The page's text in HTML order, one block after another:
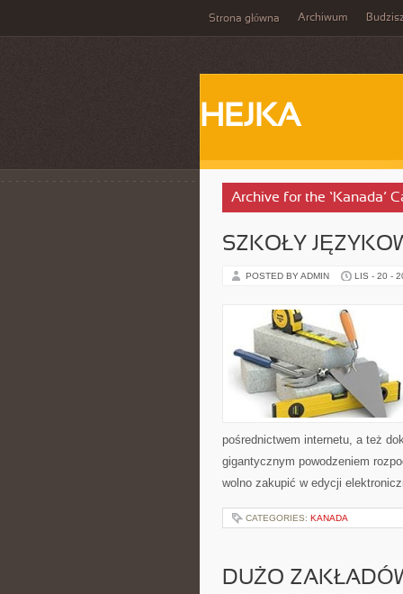
Strona główna Archiwum
HEJKA
Archive for the ‘Kanada’
SZKOŁY
POSTED BY ADMIN LIS - 20 -
pośrednictwem internetu, a też
gigantycznym powodzeniem
wolno zakupić w edycji
CATEGORIES: KANADA
DUŻO